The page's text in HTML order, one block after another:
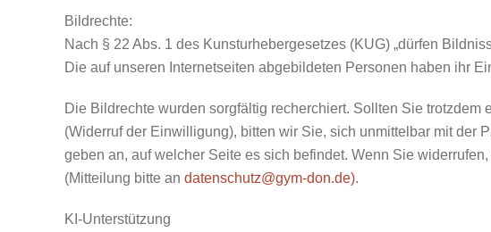
Bildrechte:
Nach § 22 Abs. 1 des Kunsturhebergesetzes (KUG) „dürfen
Die auf unseren Internetseiten abgebildeten Personen haben ihr
Die Bildrechte wurden sorgfältig recherchiert. Sollten Sie
(Widerruf der Einwilligung), bitten wir Sie, sich unmittelbar mit der
geben an, auf welcher Seite es sich befindet. Wenn Sie
(Mitteilung bitte an datenschutz@gym-don.de).
KI-Unterstützung